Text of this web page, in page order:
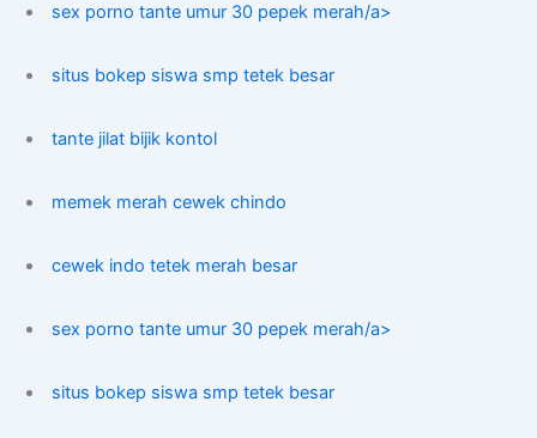
sex porno tante umur 30 pepek merah/a>
situs bokep siswa smp tetek besar
tante jilat bijik kontol
memek merah cewek chindo
cewek indo tetek merah besar
sex porno tante umur 30 pepek merah/a>
situs bokep siswa smp tetek besar